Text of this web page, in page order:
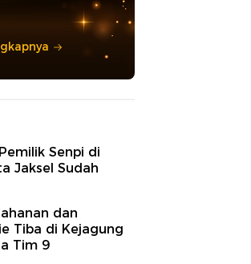
Senpi di
Jaksel Sudah
dan
Tiba di Kejagung
Tim 9